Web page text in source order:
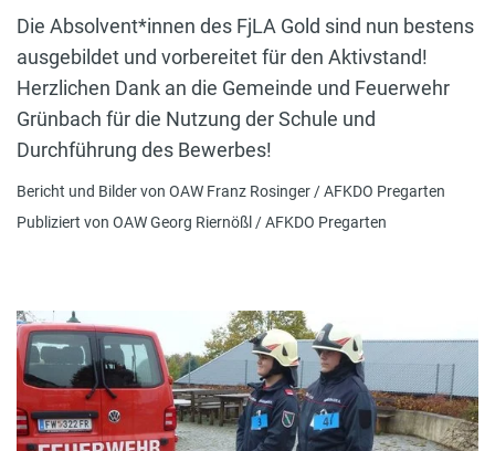
Die Absolvent*innen des FjLA Gold sind nun bestens
ausgebildet und vorbereitet für den Aktivstand!
Herzlichen Dank an die Gemeinde und Feuerwehr
Grünbach für die Nutzung der Schule und
Durchführung des Bewerbes!
Bericht und Bilder von OAW Franz Rosinger / AFKDO Pregarten
Publiziert von OAW Georg Riernößl / AFKDO Pregarten